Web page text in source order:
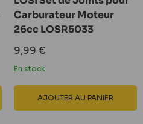
Carburateur Moteur
26cc LOSR5033
Prix
réduit
9,99 €
En stock
AJOUTER AU PANIER